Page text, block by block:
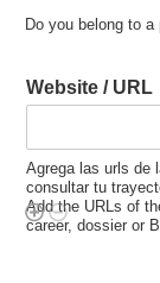
Do you belong to
Website / URL
Agrega las urls de
consultar tu
Add the URLs of
career, dossier or